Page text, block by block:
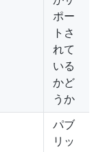
ポー
トさ
れて
いる
かど
うか
パブ
リッ